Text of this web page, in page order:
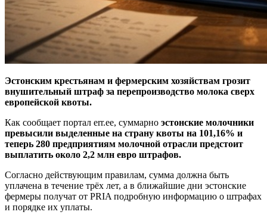
Эстонским крестьянам и фермерским хозяйствам грозит
внушительный штраф за перепроизводство молока сверх
европейской квоты.
Как сообщает портал err.ee, суммарно эстонские молочники
превысили выделенные на страну квоты на 101,16% и
теперь 280 предприятиям молочной отрасли предстоит
выплатить около 2,2 млн евро штрафов.
Согласно действующим правилам, сумма должна быть
уплачена в течение трёх лет, а в ближайшие дни эстонские
фермеры получат от PRIA подробную информацию о штрафах
и порядке их уплаты.